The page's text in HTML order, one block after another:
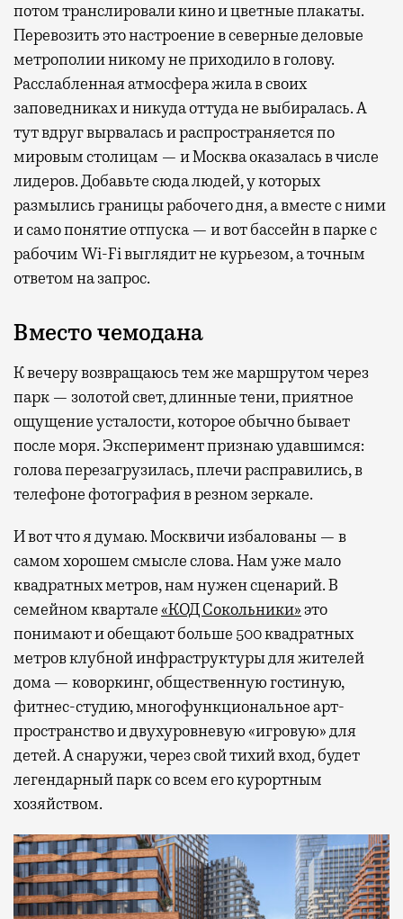
потом транслировали кино и цветные плакаты.
Перевозить это настроение в северные деловые
метрополии никому не приходило в голову.
Расслабленная атмосфера жила в своих
заповедниках и никуда оттуда не выбиралась. А
тут вдруг вырвалась и распространяется по
мировым столицам — и Москва оказалась в числе
лидеров. Добавьте сюда людей, у которых
размылись границы рабочего дня, а вместе с ними
и само понятие отпуска — и вот бассейн в парке с
рабочим Wi-Fi выглядит не курьезом, а точным
ответом на запрос.
Вместо чемодана
К вечеру возвращаюсь тем же маршрутом через
парк — золотой свет, длинные тени, приятное
ощущение усталости, которое обычно бывает
после моря. Эксперимент признаю удавшимся:
голова перезагрузилась, плечи расправились, в
телефоне фотография в резном зеркале.
И вот что я думаю. Москвичи избалованы — в
самом хорошем смысле слова. Нам уже мало
квадратных метров, нам нужен сценарий. В
семейном квартале«КОД Сокольники»это
понимают и обещают больше 500 квадратных
метров клубной инфраструктуры для жителей
дома — коворкинг, общественную гостиную,
фитнес-студию, многофункциональное арт-
пространство и двухуровневую «игровую» для
детей. А снаружи, через свой тихий вход, будет
легендарный парк со всем его курортным
хозяйством.